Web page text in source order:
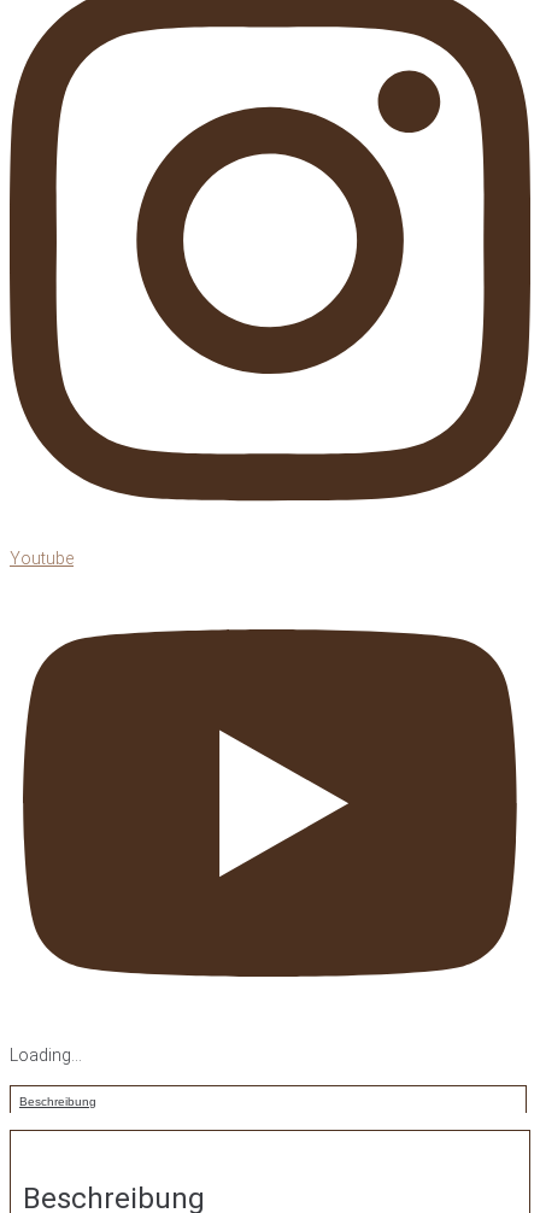
Youtube
Loading...
Beschreibung
Beschreibung